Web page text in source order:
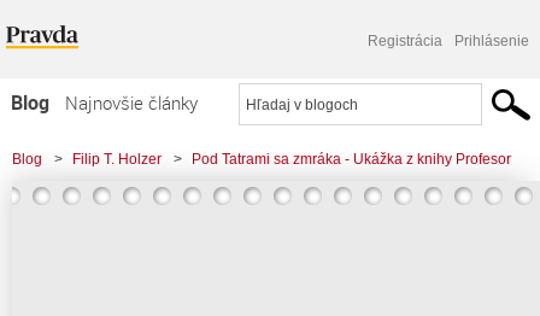
Registrácia Prihlásenie
Blog
Najnovšie články
Najčítanejšie články
Najkomentovanejšie články
Blog > Filip T. Holzer > Pod Tatrami sa zmráka - Ukážka z knihy Profesor